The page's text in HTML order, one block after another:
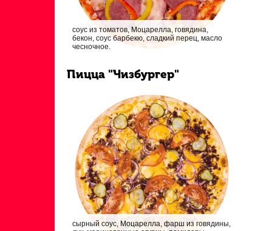
соус из томатов, Моцарелла, говядина,
бекон, соус барбекю, сладкий перец, масло
чесночное.
Пицца "Чизбургер"
сырный соус, Моцарелла, фарш из говядины,